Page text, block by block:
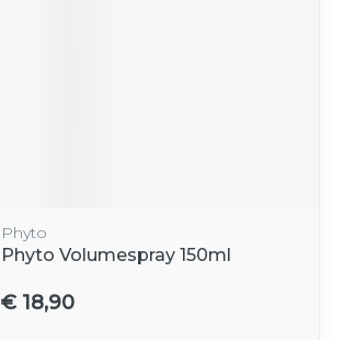
Phyto
Phyto Volumespray 150ml
€ 18,90